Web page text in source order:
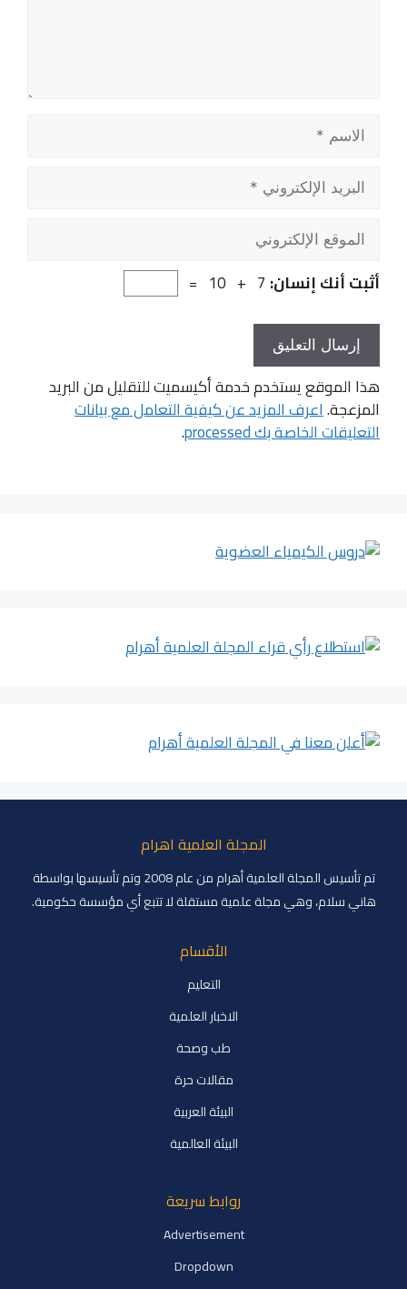
الاسم
البريد
الإلكتروني
الموقع
الإلكتروني
أثبت أنك إنسان: 7 + 10 =
هذا الموقع يستخدم خدمة أكيسميت للتقليل من البريد
المزعجة.اعرف المزيد عن كيفية التعامل مع بيانات
التعليقات الخاصة بك processed .
المجلة العلمية اهرام
تم تأسيس المجلة العلمية أهرام من عام 2008 وتم تأسيسها بواسطة
هاني سلام، وهي مجلة علمية مستقلة لا تتبع أي مؤسسة حكومية.
الأقسام
التعليم
الاخبار العلمية
طب وصحة
مقالات حرة
البيئة العربية
البيئة العالمية
روابط سريعة
Advertisement
Dropdown